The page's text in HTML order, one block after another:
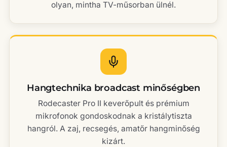
olyan, mintha TV-műsorban ülnél.
Hangtechnika broadcast minőségben
Rodecaster Pro II keverőpult és prémium
mikrofonok gondoskodnak a kristálytiszta
hangról. A zaj, recsegés, amatőr hangminőség
kizárt.